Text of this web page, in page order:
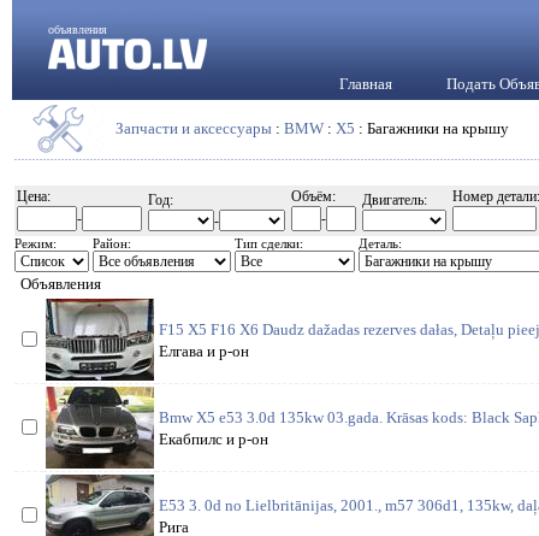
объявления
Главная Подать
Запчасти и аксессуары : BMW : X5 : Багажники на крышу
Цена:
-
Год:
-
Объём:
-
Двигатель: Номер детали:
Режим: Район: Тип сделки: Деталь:
Объявления
F15 X5 F16 X6 Daudz dažadas rezerves dałas, Detaļu
Елгава и р-он
Bmw X5 e53 3.0d 135kw 03.gada. Krāsas kods: Black
Екабпилс и р-он
E53 3. 0d no Lielbritānijas, 2001., m57 306d1, 135kw,
Рига